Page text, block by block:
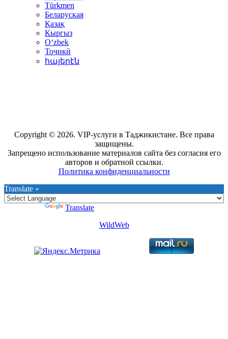
Türkmen
Беларуская
Қазақ
Кыргыз
Oʻzbek
Тоҷикӣ
հայերէն
Copyright © 2026. VIP-услуги в Таджикистане. Все права
защищены.
Запрещено использование материалов сайта без согласия его
авторов и обратной ссылки.
Политика конфиденциальности
Translate »
Translate
WildWeb